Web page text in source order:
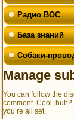
Радио ВОС
База знаний
Собаки-
Manage
You can follow the
comment. Cool,
you’re all set.